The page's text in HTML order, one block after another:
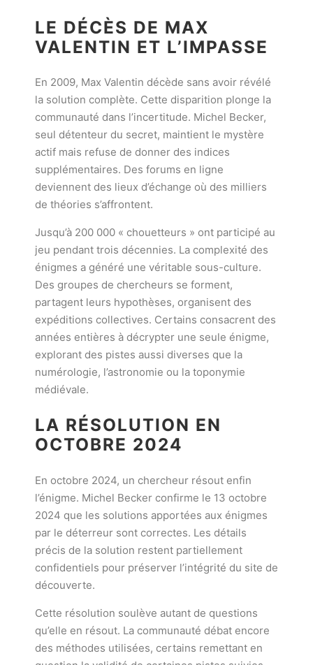
LE DÉCÈS DE MAX
VALENTIN ET L’IMPASSE
En 2009, Max Valentin décède sans avoir révélé
la solution complète. Cette disparition plonge la
communauté dans l’incertitude. Michel Becker,
seul détenteur du secret, maintient le mystère
actif mais refuse de donner des indices
supplémentaires. Des forums en ligne
deviennent des lieux d’échange où des milliers
de théories s’affrontent.
Jusqu’à 200 000 « chouetteurs » ont participé au
jeu pendant trois décennies. La complexité des
énigmes a généré une véritable sous-culture.
Des groupes de chercheurs se forment,
partagent leurs hypothèses, organisent des
expéditions collectives. Certains consacrent des
années entières à décrypter une seule énigme,
explorant des pistes aussi diverses que la
numérologie, l’astronomie ou la toponymie
médiévale.
LA RÉSOLUTION EN
OCTOBRE 2024
En octobre 2024, un chercheur résout enfin
l’énigme. Michel Becker confirme le 13 octobre
2024 que les solutions apportées aux énigmes
par le déterreur sont correctes. Les détails
précis de la solution restent partiellement
confidentiels pour préserver l’intégrité du site de
découverte.
Cette résolution soulève autant de questions
qu’elle en résout. La communauté débat encore
des méthodes utilisées, certains remettant en